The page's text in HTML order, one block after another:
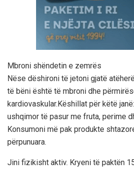
Mbroni shëndetin e zemrës
Nëse dëshironi të jetoni gjatë
të bëni është të mbroni dhe
kardiovaskular.Këshillat për këtë
ushqimor të pasur me fruta, perime
Konsumoni më pak produkte
përpunuara.
Jini fizikisht aktiv. Kryeni të paktën